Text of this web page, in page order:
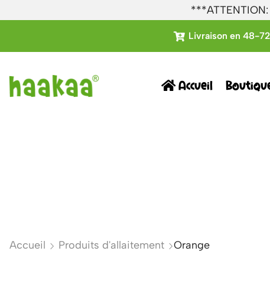
Livraison en 48-
Accueil
Accueil Produits d'allaitement Orange